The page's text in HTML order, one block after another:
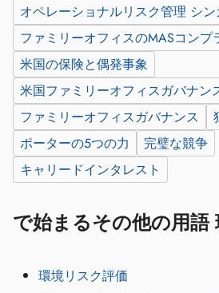
オペレーショナルリスク管理 シ
ファミリーオフィスのMASコンプ
米国の保険と偶発事象
米国ファミリーオフィスガバナン
ファミリーオフィスガバナンス
ポーターの5つの力
完璧な競争
キャリードインタレスト
で始まるその他の用語
環境リスク評価